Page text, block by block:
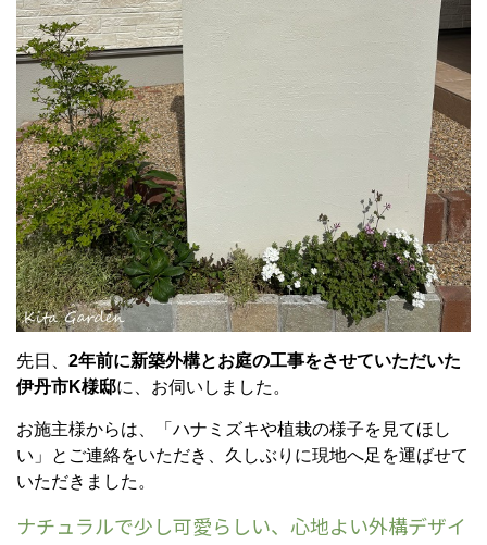
先日、 2年前に新築外構とお庭の工事をさせていただいた
伊丹市K様邸に、お伺いしました。
お施主様からは、「ハナミズキや植栽の様子を見てほし
い」とご連絡をいただき、久しぶりに現地へ足を運ばせて
いただきました。
ナチュラルで少し可愛らしい、心地よい外構デザイ